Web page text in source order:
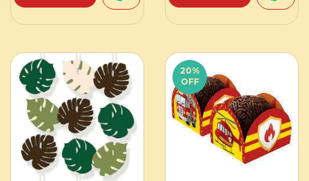
20%
OFF